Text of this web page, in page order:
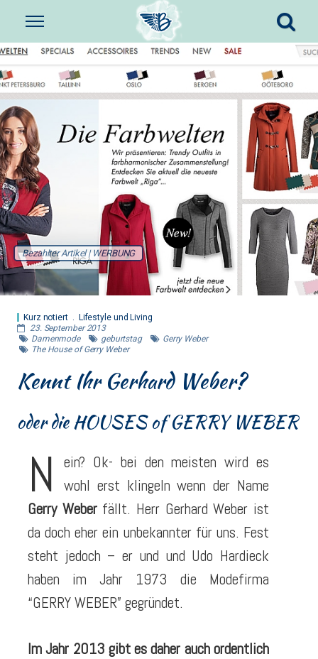
Kurz notiert
Lifestyle und Living
23. September 2013
Bezahlter Artikel | WERBUNG
Damenmode geburtstag
Gerry Weber
The House of Gerry Weber
Kennt Ihr Gerhard Weber?
oder die HOUSES of GERRY WEBER
N
ein? Ok- bei den meisten wird es
wohl erst klingeln wenn der Name
Gerry Weberfällt. Herr Gerhard Weber ist
da doch eher ein unbekannter für uns. Fest
steht jedoch – er und und Udo Hardieck
haben im Jahr 1973 die Modefirma
“GERRY WEBER” gegründet.
Im Jahr 2013 gibt es daher auch ordentlich